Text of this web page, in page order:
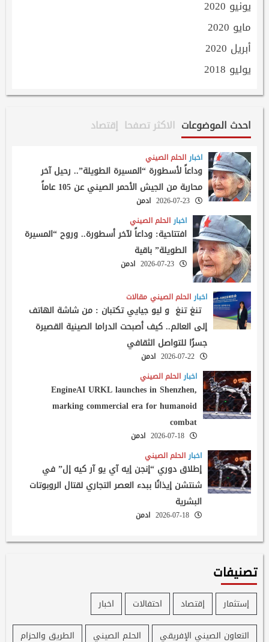
يونيو 2020
مايو 2020
أبريل 2020
يوليو 2018
احدث الموضوعات الاكثر تصفحا إقتصاد
اخبار الحلم الصيني
وداعاً لأسطورة “المسيرة الطويلة”.. رحيل آخر
محاربة من الجيش الأحمر الصيني عن 105 عاماً
2026-07-23
ادمن
اخبار الحلم الصيني
افتتاحية: وداعاً لآخر أسطورة.. وروح “المسيرة
الطويلة” باقية
2026-07-23 ادمن
اخبار الحلم الصيني مقالات
تنغ تنغ و ليو جيايي تكتبان : من شاشة الهاتف
إلى العالم.. كيف أصبحت الدراما الصينية القصيرة
جسرًا للتواصل الثقافي
ادمن
اخبار الحلم الصيني
EngineAI URKL launches in Shenzhen,
marking commercial era for humanoid
combat
2026-07-18
ادمن
اخبار الحلم الصيني
إطلاق دوري “إنجن إيه آي يو آر كيه إل” في
شنتشن إيذانًا ببدء العصر التجاري لقتال الروبوتات
البشرية
ادمن
تصنيفات
إستثمار إقتصاد احتفالات
اخبار
التعاون الصيني الإفريقي
الحلم الصيني
الطريق والحزام